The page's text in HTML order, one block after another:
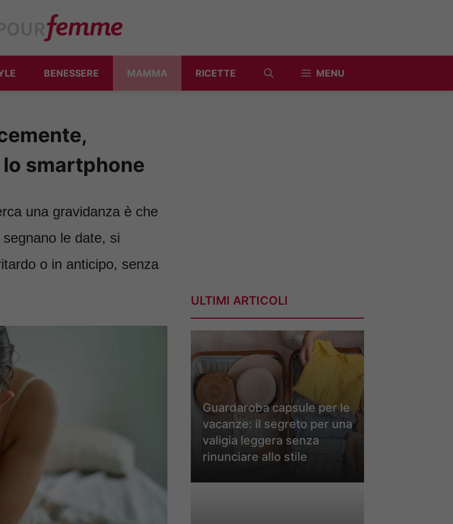
BENESSERE MAMMA RICETTE MENU
lo smartphone
una gravidanza è che
le date, si
o in anticipo, senza
ULTIMI ARTICOLI
Guardaroba capsule per le
vacanze: il segreto per una
valigia leggera senza
rinunciare allo stile